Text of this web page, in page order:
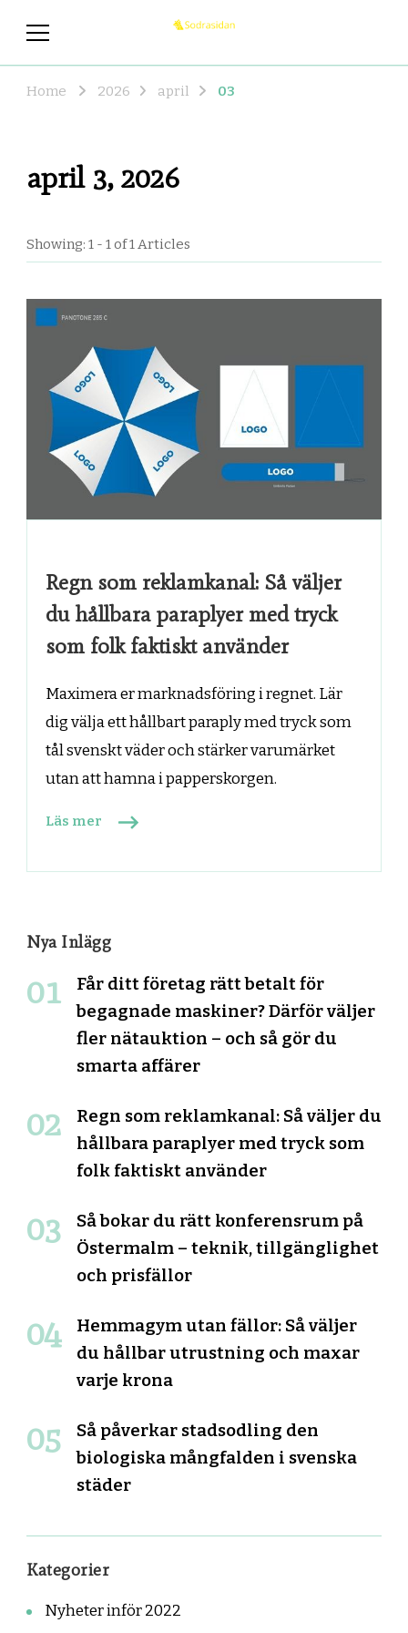
Home 2026 april 03
april 3, 2026
Showing: 1 - 1 of 1 Articles
Regn som reklamkanal: Så väljer
du hållbara paraplyer med tryck
som folk faktiskt använder
Maximera er marknadsföring i regnet. Lär
dig välja ett hållbart paraply med tryck som
tål svenskt väder och stärker varumärket
utan att hamna i papperskorgen.
Läs mer
Nya Inlägg
Får ditt företag rätt betalt för
begagnade maskiner? Därför väljer
fler nätauktion – och så gör du
smarta affärer
Regn som reklamkanal: Så väljer du
hållbara paraplyer med tryck som
folk faktiskt använder
Så bokar du rätt konferensrum på
Östermalm – teknik, tillgänglighet
och prisfällor
Hemmagym utan fällor: Så väljer
du hållbar utrustning och maxar
varje krona
Så påverkar stadsodling den
biologiska mångfalden i svenska
städer
Kategorier
Nyheter inför 2022